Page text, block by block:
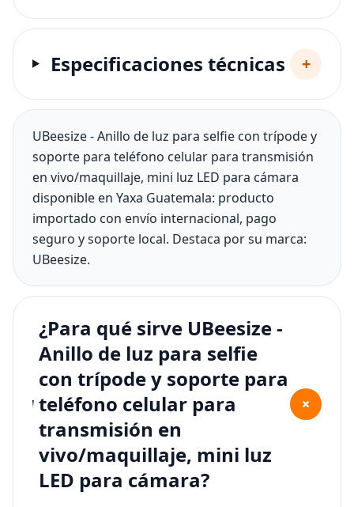
Especificaciones técnicas +
UBeesize - Anillo de luz para selfie con trípode y
soporte para teléfono celular para transmisión
en vivo/maquillaje, mini luz LED para cámara
disponible en Yaxa Guatemala: producto
importado con envío internacional, pago
seguro y soporte local. Destaca por su marca:
UBeesize.
¿Para qué sirve UBeesize -
Anillo de luz para selfie
con trípode y soporte para
teléfono celular para
transmisión en
vivo/maquillaje, mini luz
LED para cámara?
+